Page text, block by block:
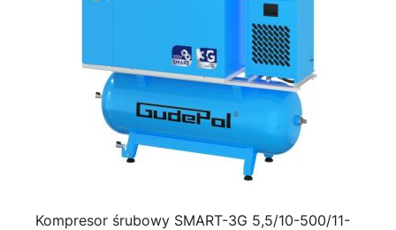
Kompresor śrubowy SMART-3G 5,5/10-500/11-